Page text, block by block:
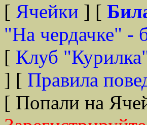
[ Ячейки ] [
"На чердачке" -
[ Клуб
] [ Правила
[ Попали на